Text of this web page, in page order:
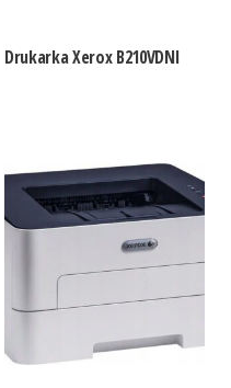
Drukarka Xerox B210VDNI